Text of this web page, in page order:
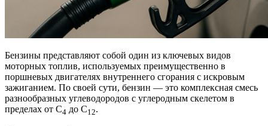
Бензины представляют собой один из ключевых видов
моторных топлив, используемых преимущественно в
поршневых двигателях внутреннего сгорания с искровым
зажиганием. По своей сути, бензин — это комплексная смесь
разнообразных углеводородов с углеродным скелетом в
пределах от С4 до С12.